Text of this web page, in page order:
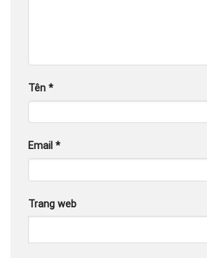
Tên *
Email *
Trang web